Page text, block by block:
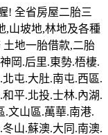
! 全省房屋二胎三
,山坡地,林地及各種
地一胎借款,二胎
岡.后里.東勢.梧棲.
屯.大肚.南屯.西區.
平.北投.士林.內湖.
.文山區.萬華.南港.
山.蘇澳.大同.南澳.